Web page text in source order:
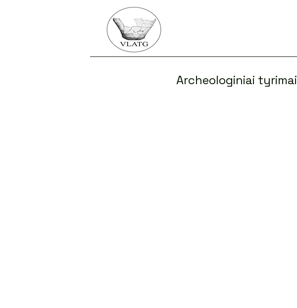
Archeologiniai tyrimai